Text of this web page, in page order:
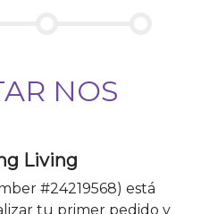
NOS
Living
#24219568) está
tu primer pedido y